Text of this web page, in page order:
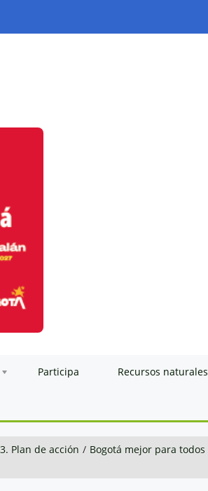
Participa Recursos naturales
Plan de acción / Bogotá mejor para todos